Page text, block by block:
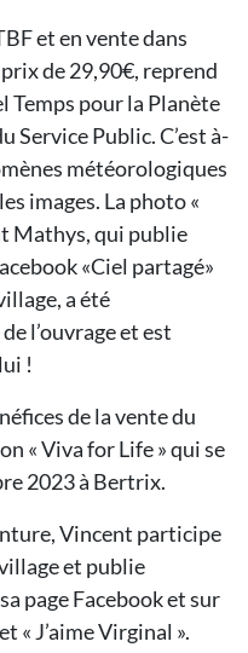
et en vente dans
de 29,90€, reprend
Temps pour la Planète
Service Public. C’est à-
météorologiques
images. La photo «
Mathys, qui publie
«Ciel partagé»
a été
l’ouvrage et est
!
de la vente du
« Viva for Life » qui se
2023 à Bertrix.
Vincent participe
et publie
page Facebook et sur
« J’aime Virginal ».